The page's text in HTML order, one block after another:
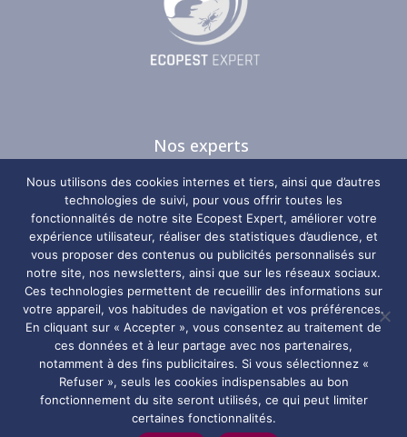
Nos experts
Nos guides
Nos zones d’intervention
Plan du site
Nos coordonnées
Ecopest Expert
06 29 67 98 10
Horaires
Nous utilisons des cookies internes et tiers, ainsi que d’autres
technologies de suivi, pour vous offrir toutes les
fonctionnalités de notre site Ecopest Expert, améliorer votre
expérience utilisateur, réaliser des statistiques d’audience, et
vous proposer des contenus ou publicités personnalisés sur
notre site, nos newsletters, ainsi que sur les réseaux sociaux.
Ces technologies permettent de recueillir des informations sur
votre appareil, vos habitudes de navigation et vos préférences.
En cliquant sur « Accepter », vous consentez au traitement de
ces données et à leur partage avec nos partenaires,
notamment à des fins publicitaires. Si vous sélectionnez «
Refuser », seuls les cookies indispensables au bon
fonctionnement du site seront utilisés, ce qui peut limiter
certaines fonctionnalités.